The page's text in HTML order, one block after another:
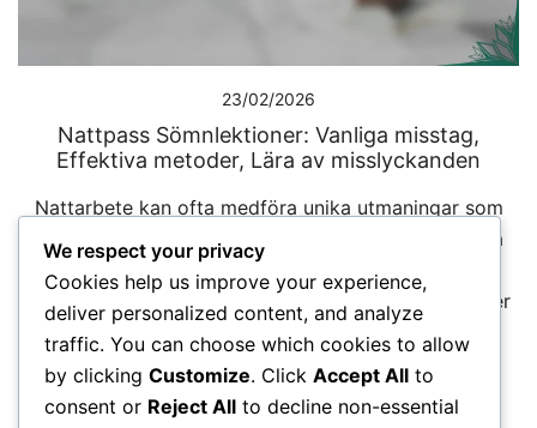
23/02/2026
Nattpass Sömnlektioner: Vanliga misstag,
Effektiva metoder, Lära av misslyckanden
Nattarbete kan ofta medföra unika utmaningar som
kan påverka sömnkvaliteten, vilket beror på vanliga
misstag som inkonsekventa scheman och dåliga
sömnförhållanden. Genom att anta effektiva metoder
som att etablera en […]
We respect your privacy
Cookies help us improve your experience,
deliver personalized content, and analyze
traffic. You can choose which cookies to allow
by clicking Customize. Click Accept All to
consent or Reject All to decline non-essential